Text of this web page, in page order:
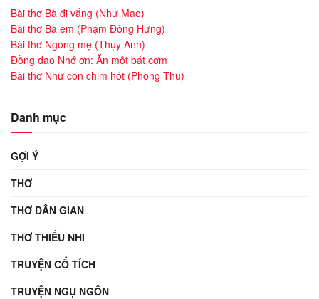
Bài thơ Bà đi vắng (Như Mao)
Bài thơ Bà em (Phạm Đông Hưng)
Bài thơ Ngóng mẹ (Thụy Anh)
Đồng dao Nhớ ơn: Ăn một bát cơm
Bài thơ Như con chim hót (Phong Thu)
Danh mục
GỢI Ý
THƠ
THƠ DÂN GIAN
THƠ THIẾU NHI
TRUYỆN CỔ TÍCH
TRUYỆN NGỤ NGÔN